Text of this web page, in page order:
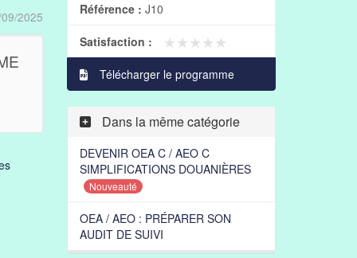
2025 Référence : J10
Satisfaction : ★★★★★
★★★★★
Télécharger le programme
Dans la même catégorie
DEVENIR OEA C / AEO C
SIMPLIFICATIONS DOUANIÈRES
Nouveauté
OEA / AEO : PRÉPARER SON
AUDIT DE SUIVI